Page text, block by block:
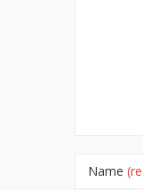
Name